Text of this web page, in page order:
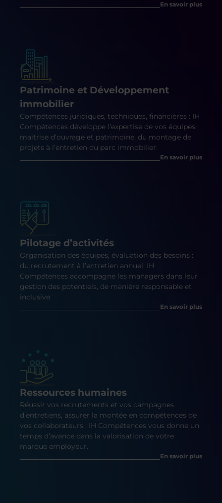
En savoir plus
Patrimoine et Développement
immobilier
Compétences juridiques, techniques, financières : IH
Compétences développe l’expertise de vos équipes
maitrise d’ouvrage et patrimoine, du montage de
projets à l’entretien du parc immobilier.
En savoir plus
Pilotage d’activités
Organisation des équipes, évaluation des besoins :
du recrutement à l’entretien annuel, IH
Compétences accompagne les managers dans leur
gestion des potentiels, de manière responsable et
inclusive.
En savoir plus
Ressources humaines
Réussir vos recrutements et vos campagnes
d’entretiens, assurer la montée en compétences de
vos collaborateurs : IH Compétences vous donne un
temps d’avance dans la valorisation de votre
marque employeur.
En savoir plus